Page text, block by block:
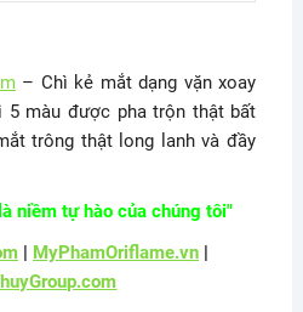
– Chì kẻ mắt dạng vặn xoay
5 màu được pha trộn thật bất
trông thật long lanh và đầy
niềm tự hào của chúng tôi"
| MyPhamOriflame.vn|